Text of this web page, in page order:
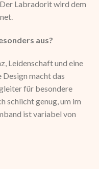
Labradorit wird dem
aus?
Leidenschaft und eine
macht das
für besondere
schlicht genug, um im
ist variabel von